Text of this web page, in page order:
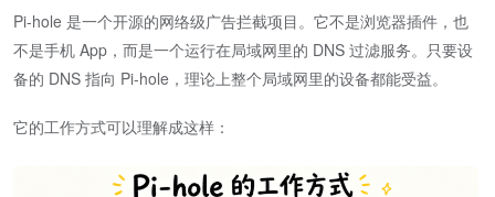
Pi-hole 是一个开源的网络级广告拦截项目。它不是浏览器插件，也
不是手机 App，而是一个运行在局域网里的 DNS 过滤服务。只要设
备的 DNS 指向 Pi-hole，理论上整个局域网里的设备都能受益。
它的工作方式可以理解成这样：